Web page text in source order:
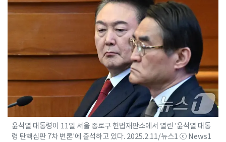
윤석열 대통령이 11일 서울 종로구 헌법재판소에서 열린 '윤석열 대통
령 탄핵심판 7차 변론'에 출석하고 있다. 2025.2.11/뉴스1 ⓒ News1